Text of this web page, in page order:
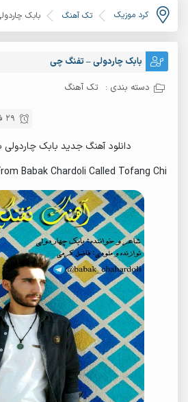
کرد موزیک تک آهنگ بابک
بابک چاردولی – تفنگ چی
دسته بندی : تک آهنگ
29 فروردین 1396
دانلود آهنگ جدید بابک
Babak Chardoli Called Tofang Chi